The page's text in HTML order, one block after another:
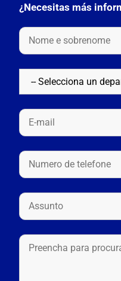
¿Necesitas más